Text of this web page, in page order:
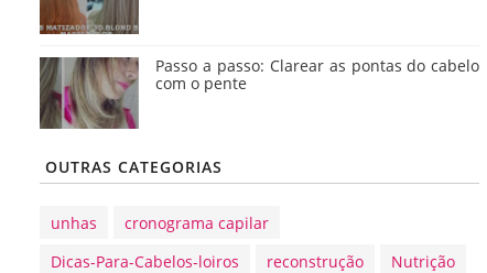
Passo a passo: Clarear as pontas do cabelo
com o pente
OUTRAS CATEGORIAS
unhas
cronograma capilar
Dicas-Para-Cabelos-loiros
reconstrução
Nutrição